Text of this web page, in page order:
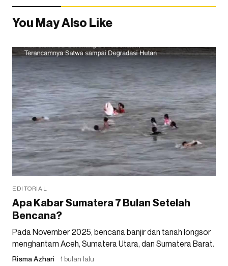
You May Also Like
EDITORIAL
Apa Kabar Sumatera 7 Bulan Setelah
Bencana?
Pada November 2025, bencana banjir dan tanah longsor
menghantam Aceh, Sumatera Utara, dan Sumatera Barat.
Risma Azhari 1 bulan lalu